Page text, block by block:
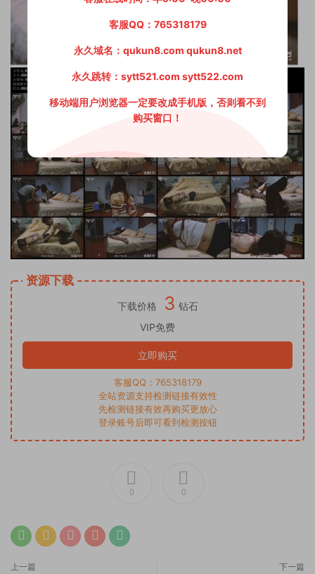
资源下载
下载价格 3 钻石
VIP免费
立即购买
客服QQ：765318179
全站资源支持检测链接有效性
先检测链接有效再购买更放心
登录账号后即可看到检测按钮
0 0
上一篇 下一篇
客服QQ：765318179
永久域名：qukun8.com qukun8.net
永久跳转：sytt521.com sytt522.com
移动端用户浏览器一定要改成手机版，否则看不到
购买窗口！